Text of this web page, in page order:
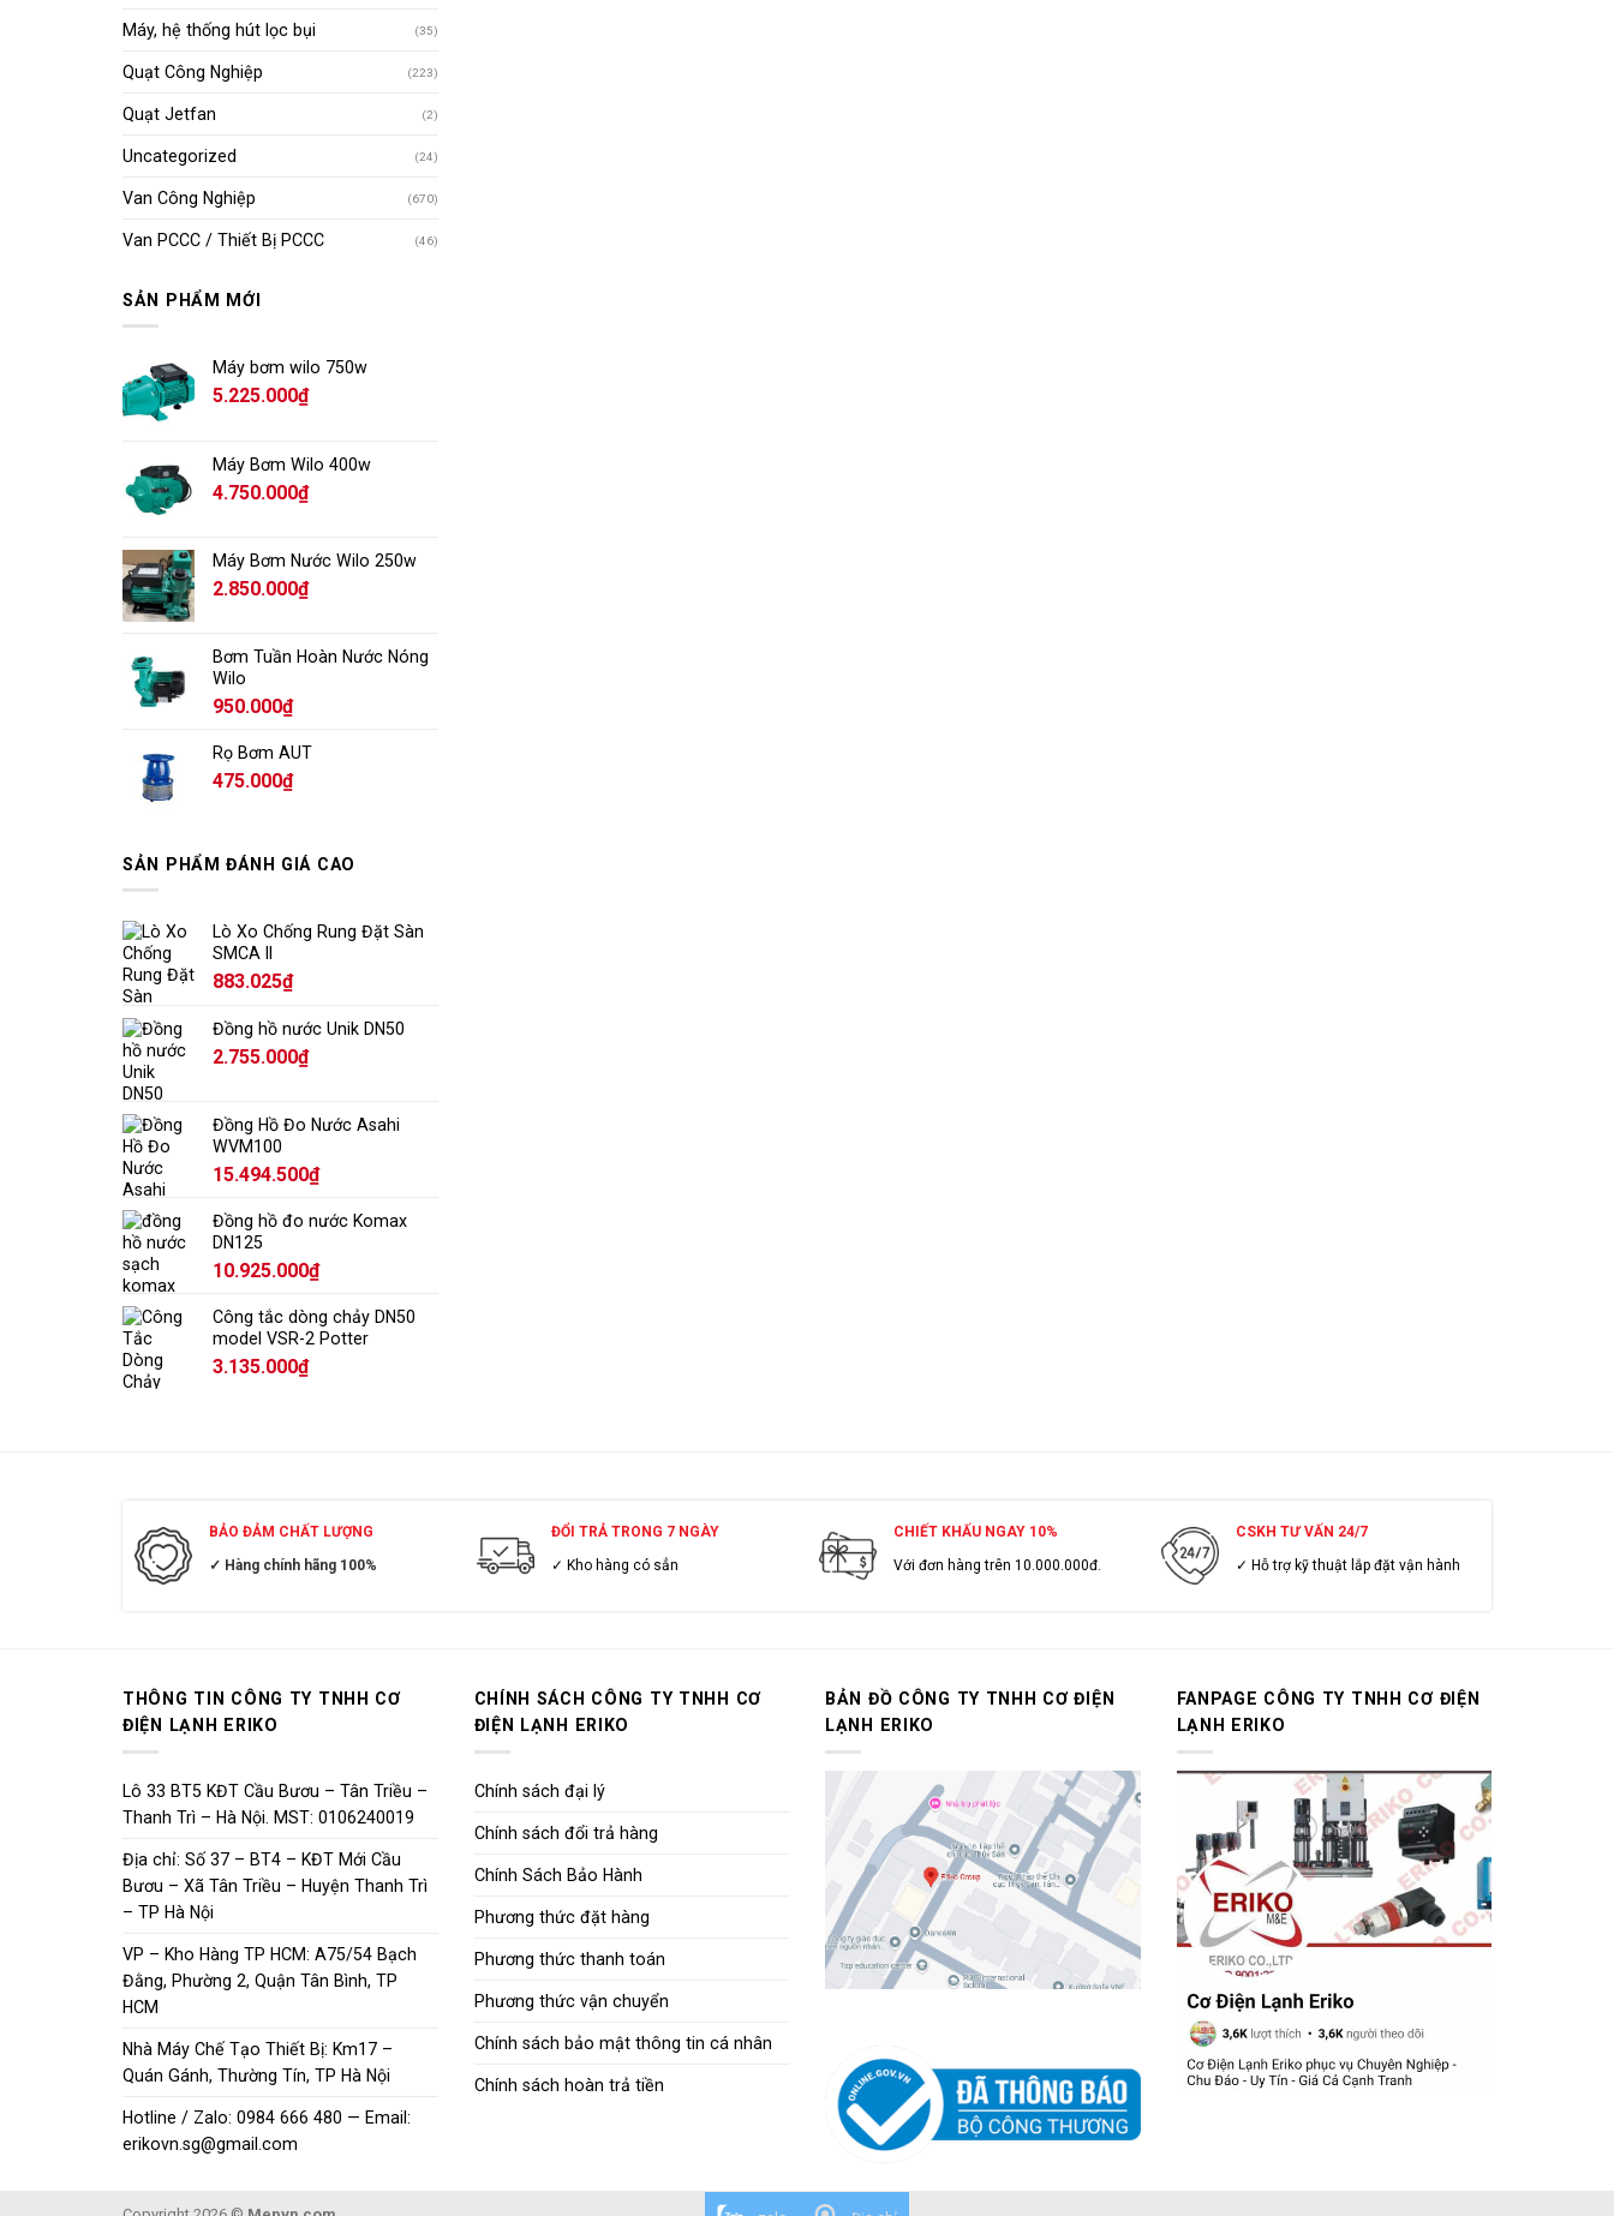
Máy, hệ thống hút lọc bụi (35)
Quạt Công Nghiệp (223)
Quạt Jetfan (2)
Uncategorized (24)
Van Công Nghiệp (670)
Van PCCC / Thiết Bị PCCC (46)
SẢN PHẨM MỚI
Máy bơm wilo 750w
5.225.000₫
Máy Bơm Wilo 400w
4.750.000₫
Máy Bơm Nước Wilo 250w
2.850.000₫
Bơm Tuần Hoàn Nước Nóng
Wilo
950.000₫
Rọ Bơm AUT
475.000₫
SẢN PHẨM ĐÁNH GIÁ CAO
Lò Xo Chống Rung Đặt Sàn
SMCA II
883.025₫
Đồng hồ nước Unik DN50
2.755.000₫
Đồng Hồ Đo Nước Asahi
WVM100
15.494.500₫
Đồng hồ đo nước Komax
DN125
10.925.000₫
Công tắc dòng chảy DN50
model VSR-2 Potter
3.135.000₫
BẢO ĐẢM CHẤT LƯỢNG
✓ Hàng chính hãng 100%
ĐỔI TRẢ TRONG 7 NGÀY
✓ Kho hàng có sẳn
CHIẾT KHẤU NGAY 10%
Với đơn hàng trên 10.000.000đ.
CSKH TƯ VẤN 24/7
✓ Hỗ trợ kỹ thuật lắp đặt vận hành
THÔNG TIN CÔNG TY TNHH CƠ
ĐIỆN LẠNH ERIKO
Lô 33 BT5 KĐT Cầu Bươu – Tân Triều –
Thanh Trì – Hà Nội. MST: 0106240019
Địa chỉ: Số 37 – BT4 – KĐT Mới Cầu
Bươu – Xã Tân Triều – Huyện Thanh Trì
– TP Hà Nội
VP – Kho Hàng TP HCM: A75/54 Bạch
Đằng, Phường 2, Quận Tân Bình, TP
HCM
Nhà Máy Chế Tạo Thiết Bị: Km17 –
Quán Gánh, Thường Tín, TP Hà Nội
Hotline / Zalo: 0984 666 480 — Email:
erikovn.sg@gmail.com
CHÍNH SÁCH CÔNG TY TNHH CƠ
ĐIỆN LẠNH ERIKO
Chính sách đại lý
Chính sách đổi trả hàng
Chính Sách Bảo Hành
Phương thức đặt hàng
Phương thức thanh toán
Phương thức vận chuyển
Chính sách bảo mật thông tin cá nhân
Chính sách hoàn trả tiền
BẢN ĐỒ CÔNG TY TNHH CƠ ĐIỆN
LẠNH ERIKO
FANPAGE CÔNG TY TNHH CƠ ĐIỆN
LẠNH ERIKO